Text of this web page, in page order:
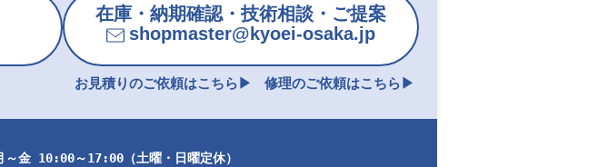
在庫・納期確認・技術相談・ご提案
shopmaster@kyoei-osaka.jp
お見積りのご依頼はこちら▶︎ 修理のご依頼はこちら▶︎
～金 10:00～17:00（土曜・日曜定休）